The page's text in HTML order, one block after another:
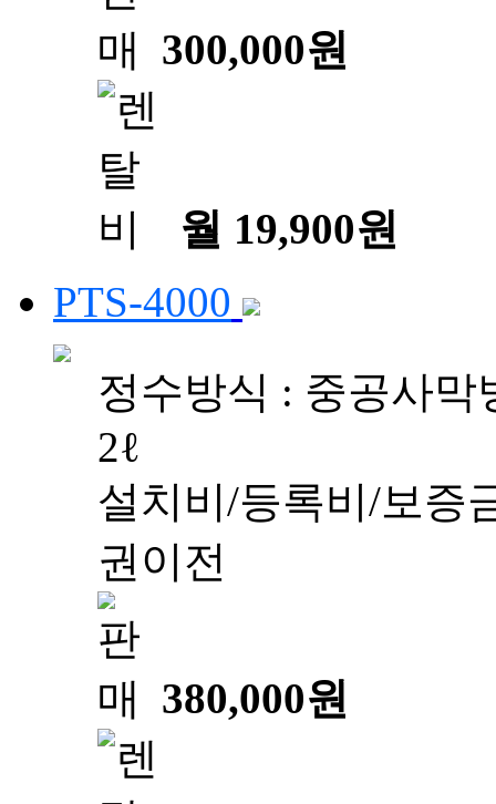
300,000원
월 19,900원
PTS-4000
정수방식 : 중공사막
2ℓ
설치비/등록비/보증
권이전
380,000원